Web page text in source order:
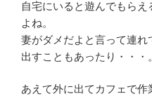
自宅にいると遊んでもら
よね。
妻がダメだよと言って連れ
出すこともあったり・・・。
あえて外に出てカフェで作